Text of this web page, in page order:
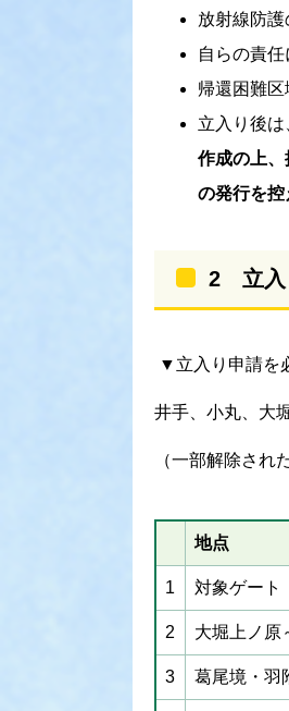
放射線防
自らの責
帰還困難
立入り後は
作成の上、
の発行を
2 立入
▼立入り申請を
井手、小丸、大
（一部解除され
地点
1 対象ゲート
2 大堀上ノ原
3 葛尾境・羽